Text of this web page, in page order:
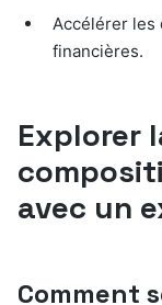
Accélérer les
financières.
Explorer
avec un
Comment